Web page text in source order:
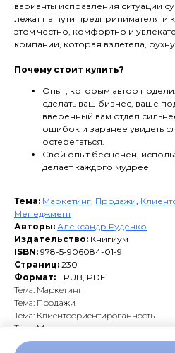
варианты исправления ситуации
лежат на пути предпринимателя и
этом честно, комфортно и
компании, которая взлетела,
Почему стоит купить?
Опыт, которым автор
сделать ваш бизнес, ваше
вверенный вам отдел
ошибок и заранее увидеть
остерегаться.
Свой опыт бесценен,
делает каждого мудрее
Тема: Маркетинг, Продажи,
Менеджмент
Авторы: Александр Руденко
Издательство: Книгиум
ISBN: 978-5-906084-01-9
Страниц: 230
Формат: EPUB, PDF
Тема: Маркетинг
Тема: Продажи
Тема: Клиентоориентированность
Тема: Менеджмент
Авторы: Александр Руденко